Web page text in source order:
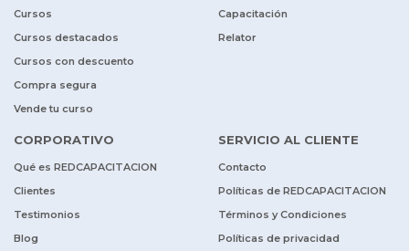
Cursos
Cursos destacados
Cursos con descuento
Compra segura
Vende tu curso
Capacitación
Relator
CORPORATIVO
Qué es REDCAPACITACION
Clientes
Testimonios
Blog
SERVICIO AL CLIENTE
Contacto
Políticas de REDCAPACITACION
Términos y Condiciones
Políticas de privacidad